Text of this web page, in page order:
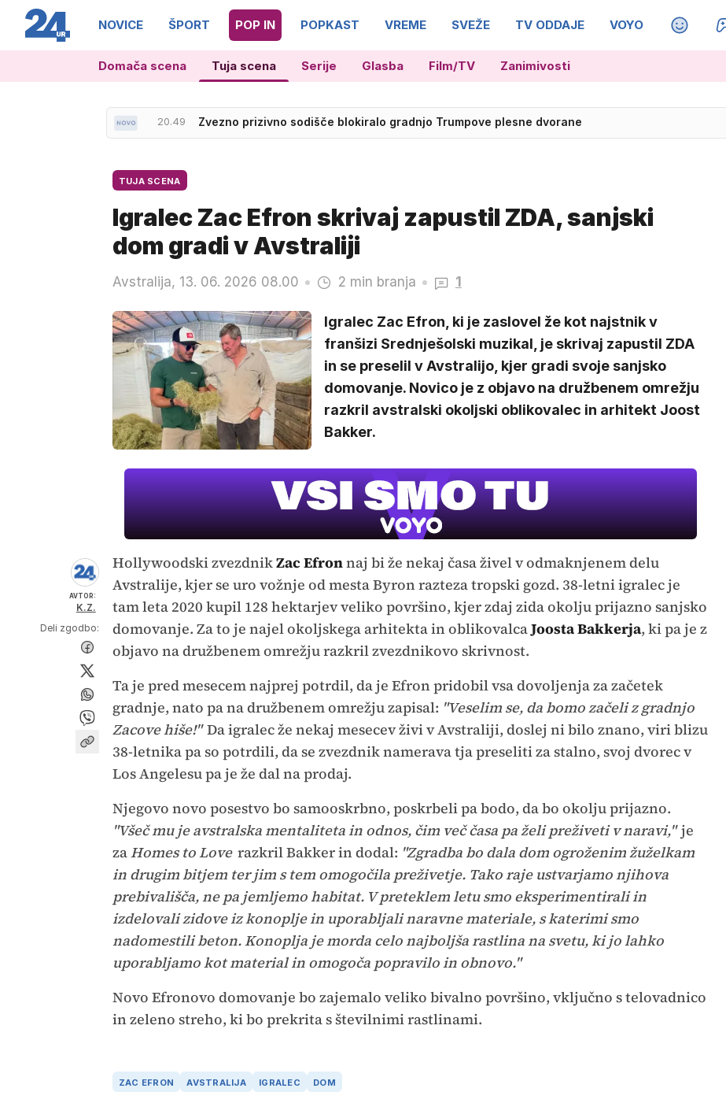
NOVICE ŠPORT POP IN POPKAST VREME SVEŽE TV ODDAJE VOYO MAGAZIN
Domača scena Tuja scena Serije Glasba Film/TV Zanimivosti
TUJA SCENA
Igralec Zac Efron skrivaj zapustil ZDA, sanjski
dom gradi v Avstraliji
Avstralija, 13. 06. 2026 08.00 2 min branja 1
Igralec Zac Efron, ki je zaslovel že kot najstnik v
franšizi Srednješolski muzikal, je skrivaj zapustil ZDA
in se preselil v Avstralijo, kjer gradi svoje sanjsko
domovanje. Novico je z objavo na družbenem omrežju
razkril avstralski okoljski oblikovalec in arhitekt Joost
Bakker.
AVTOR:
K.Z.
Deli zgodbo:
Hollywoodski zvezdnikZac Efronnaj bi že nekaj časa živel v odmaknjenem delu
Avstralije, kjer se uro vožnje od mesta Byron razteza tropski gozd. 38-letni igralec je
tam leta 2020 kupil 128 hektarjev veliko površino, kjer zdaj zida okolju prijazno sanjsko
domovanje. Za to je najel okoljskega arhitekta in oblikovalcaJoosta Bakkerja, ki pa je z
objavo na družbenem omrežju razkril zvezdnikovo skrivnost.
Ta je pred mesecem najprej potrdil, da je Efron pridobil vsa dovoljenja za začetek
gradnje, nato pa na družbenem omrežju zapisal: "Veselim se, da bomo začeli z gradnjo
Zacove hiše!"Da igralec že nekaj mesecev živi v Avstraliji, doslej ni bilo znano, viri blizu
38-letnika pa so potrdili, da se zvezdnik namerava tja preseliti za stalno, svoj dvorec v
Los Angelesu pa je že dal na prodaj.
Njegovo novo posestvo bo samooskrbno, poskrbeli pa bodo, da bo okolju prijazno.
"Všeč mu je avstralska mentaliteta in odnos, čim več časa pa želi preživeti v naravi,"je
zaHomes to Love razkril Bakker in dodal: "Zgradba bo dala dom ogroženim žuželkam
in drugim bitjem ter jim s tem omogočila preživetje. Tako raje ustvarjamo njihova
prebivališča, ne pa jemljemo habitat. V preteklem letu smo eksperimentirali in
izdelovali zidove iz konoplje in uporabljali naravne materiale, s katerimi smo
nadomestili beton. Konoplja je morda celo najboljša rastlina na svetu, ki jo lahko
uporabljamo kot material in omogoča popravilo in obnovo."
Novo Efronovo domovanje bo zajemalo veliko bivalno površino, vključno s telovadnico
in zeleno streho, ki bo prekrita s številnimi rastlinami.
ZAC EFRON AVSTRALIJA IGRALEC DOM